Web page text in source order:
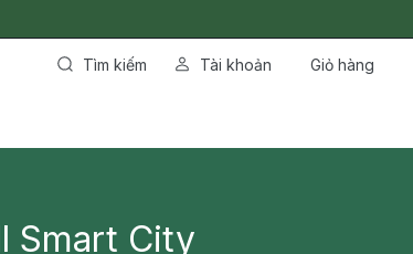
Tìm kiếm Tài khoản Giỏ hàng
Smart City